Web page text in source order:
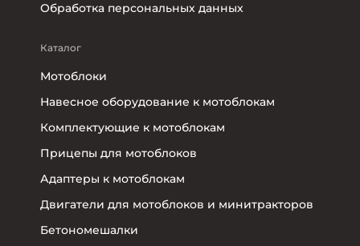
Обработка персональных данных
Каталог
Мотоблоки
Навесное оборудование к мотоблокам
Комплектующие к мотоблокам
Прицепы для мотоблоков
Адаптеры к мотоблокам
Двигатели для мотоблоков и минитракторов
Бетономешалки